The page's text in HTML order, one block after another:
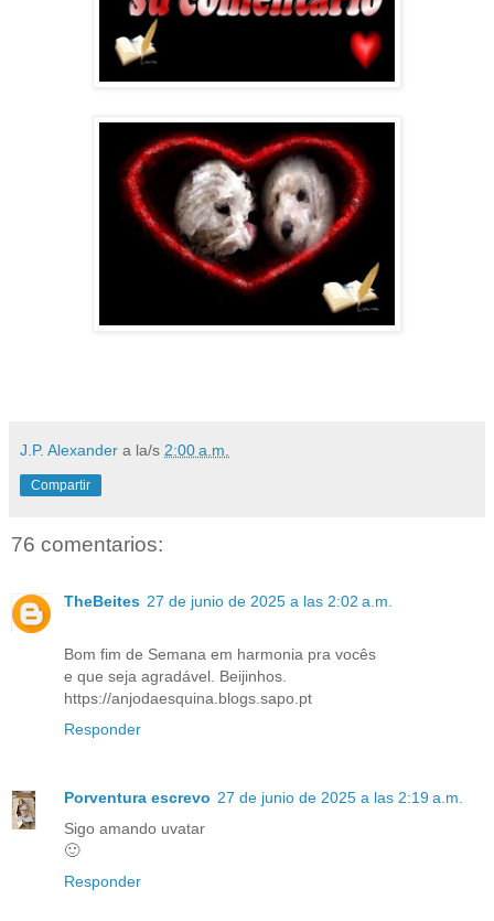
J.P. Alexander a la/s 2:00 a.m.
Compartir
76 comentarios:
TheBeites 27 de junio de 2025 a las 2:02 a.m.
Bom fim de Semana em harmonia pra vocês
e que seja agradável. Beijinhos.
https://anjodaesquina.blogs.sapo.pt
Responder
Porventura escrevo 27 de junio de 2025 a las 2:19 a.m.
Sigo amando uvatar
🙂
Responder